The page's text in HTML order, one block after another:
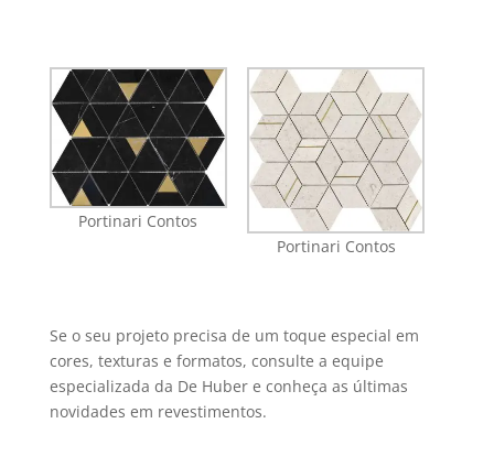
Portinari Contos
Portinari Contos
Se o seu projeto precisa de um toque especial em
cores, texturas e formatos, consulte a equipe
especializada da De Huber e conheça as últimas
novidades em revestimentos.